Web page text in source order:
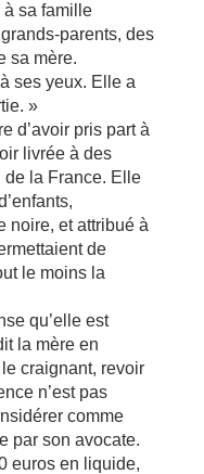
à sa famille
parents, des
sa mère.
ses yeux. Elle a
»
d’avoir pris part à
livrée à des
de la France. Elle
noire, et attribué à
de
le moins la
qu’elle est
la mère en
craignant, revoir
n’est pas
comme
par son avocate.
euros en liquide,